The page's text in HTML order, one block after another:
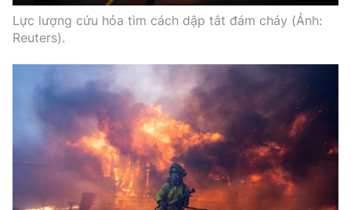
Lực lượng cứu hỏa tìm cách dập tắt đám cháy (Ảnh:
Reuters).